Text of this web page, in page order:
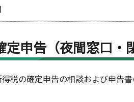
定申告（夜間窓口・
税の確定申告の相談および申告